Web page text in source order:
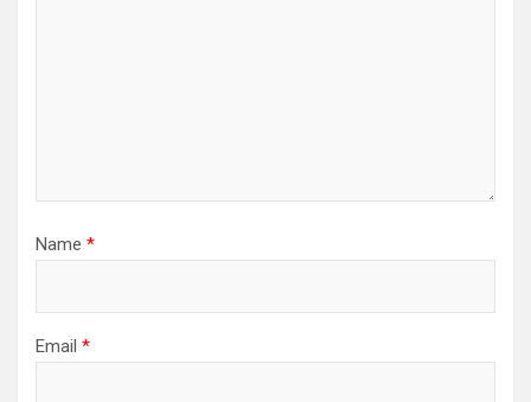
Name *
Email *